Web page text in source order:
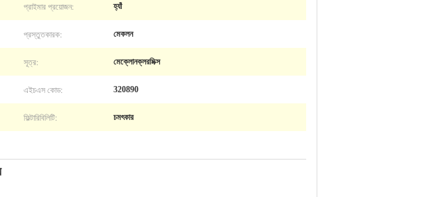
প্রাইমার প্রয়োজন: হ্যাঁ
প্রস্তুতকারক: মেকলন
সূত্র: মেক্লোনক্লরমিক্স
এইচএস কোড: 320890
ফিল্টারিবিলিটি: চমৎকার